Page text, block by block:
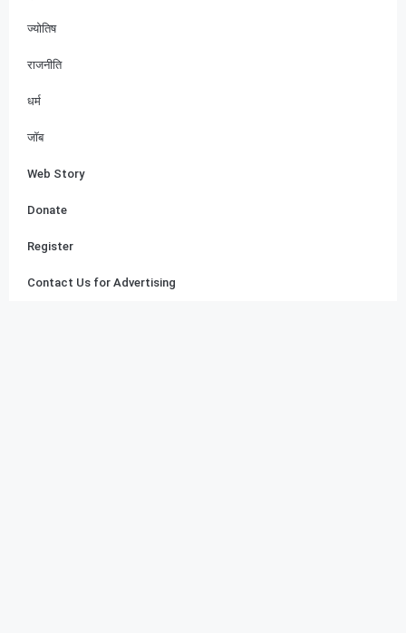
ज्योतिष
राजनीति
धर्म
जॉब
Web Story
Donate
Register
Contact Us for Advertising